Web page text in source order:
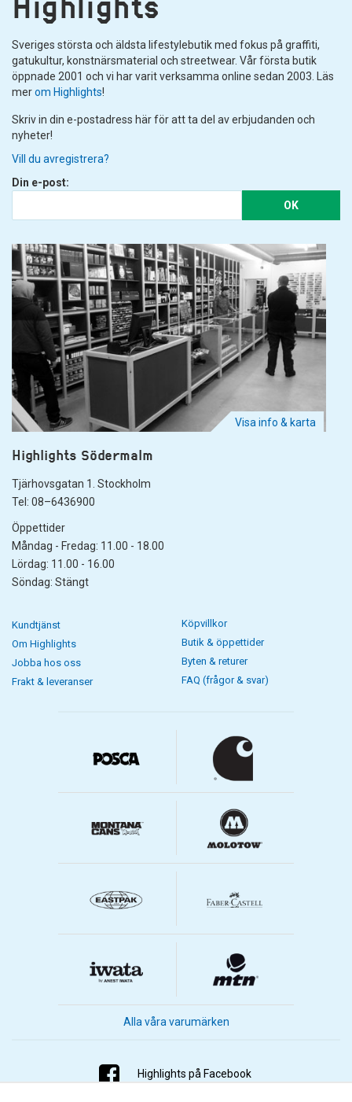
Sveriges största och äldsta lifestylebutik med fokus på graffiti,
gatukultur, konstnärsmaterial och streetwear. Vår första butik
öppnade 2001 och vi har varit verksamma online sedan 2003. Läs
merom Highlights!
Skriv in din e-postadress här för att ta del av erbjudanden och
nyheter!
Vill du avregistrera?
Din e-post:
OK
Visa info & karta
Highlights Södermalm
Tjärhovsgatan 1. Stockholm
Tel: 08–6436900
Öppettider
Måndag - Fredag: 11.00 - 18.00
Lördag: 11.00 - 16.00
Söndag: Stängt
Kundtjänst
Om Highlights
Jobba hos oss
Frakt & leveranser
Köpvillkor
Butik & öppettider
Byten & returer
FAQ (frågor & svar)
Alla våra varumärken
Highlights på Facebook